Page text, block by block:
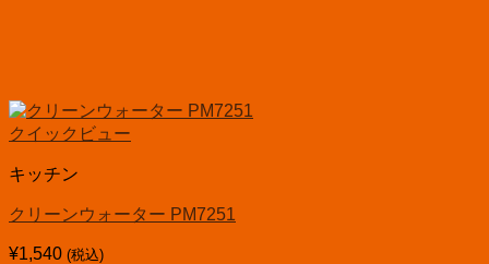
クイックビュー
キッチン
クリーンウォーター PM7251
¥1,540 (税込)